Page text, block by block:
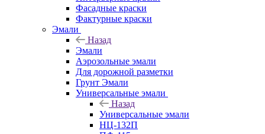
Фасадные краски
Фактурные краски
Эмали
Назад
Эмали
Аэрозольные эмали
Для дорожной разметки
Грунт Эмали
Универсальные эмали
Назад
Универсальные эмали
НЦ-132П